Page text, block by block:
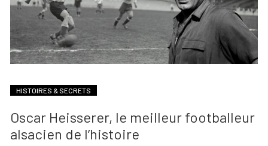
HISTOIRES & SECRETS
Oscar Heisserer, le meilleur footballeur
alsacien de l’histoire